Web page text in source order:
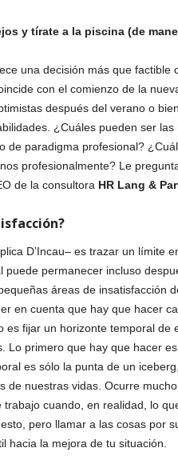
y tírate a la piscina (de
una decisión más que factible
con el comienzo de la
después del verano o
¿Cuáles pueden ser
de paradigma profesional?
profesionalmente? Le
de la consultora HR Lang &
D’Incau– es trazar un límite
puede permanecer incluso
áreas de insatisfacción
en cuenta que hay que hacer
es fijar un horizonte temporal de
Lo primero que hay que hacer
es sólo la punta de un
de nuestras vidas. Ocurre
cuando, en realidad, lo
pero llamar a las cosas por
hacia la mejora de tu situación.